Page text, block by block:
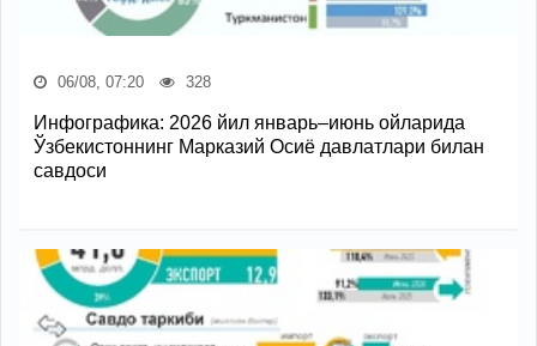
06/08, 07:20 328
Инфографика: 2026 йил январь–июнь ойларида
Ўзбекистоннинг Марказий Осиё давлатлари билан
савдоси